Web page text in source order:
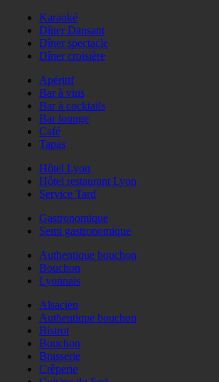
Karaoké
Dîner Dansant
Dîner spectacle
Dîner croisière
Apéritif
Bar à vins
Bar à cocktails
Bar lounge
Café
Tapas
Hôtel Lyon
Hôtel restaurant Lyon
Service Tard
Gastronomique
Semi gastronomique
Authentique bouchon
Bouchon
Lyonnais
Alsacien
Authentique bouchon
Bistrot
Bouchon
Brasserie
Crêperie